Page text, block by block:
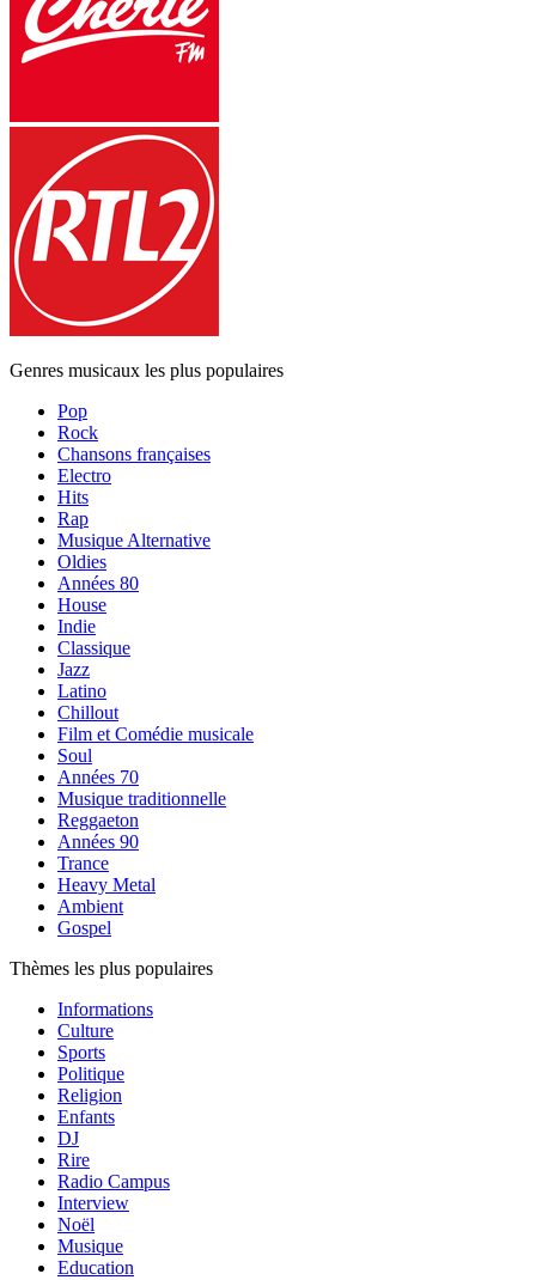
Genres musicaux les plus populaires
Pop
Rock
Chansons françaises
Electro
Hits
Rap
Musique Alternative
Oldies
Années 80
House
Indie
Classique
Jazz
Latino
Chillout
Film et Comédie musicale
Soul
Années 70
Musique traditionnelle
Reggaeton
Années 90
Trance
Heavy Metal
Ambient
Gospel
Thèmes les plus populaires
Informations
Culture
Sports
Politique
Religion
Enfants
DJ
Rire
Radio Campus
Interview
Noël
Musique
Education